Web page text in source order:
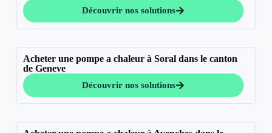
Découvrir nos solutions
Acheter une pompe a chaleur à Soral dans le canton
de Geneve
Découvrir nos solutions